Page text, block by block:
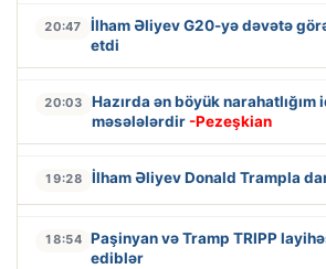
20:47
İlham Əliyev G20-yə dəvətə
etdi
20:03
Hazırda ən böyük narahatlığım
məsələlərdir -Pezeşkian
19:28 İlham Əliyev Donald Trampla
18:54 Paşinyan və Tramp TRIPP
ediblər